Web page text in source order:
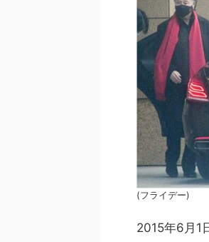
(フライデー)
2015年6月1